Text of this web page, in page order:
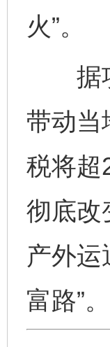
火”。
据项
带动当
税将超
彻底改
产外运
富路”。